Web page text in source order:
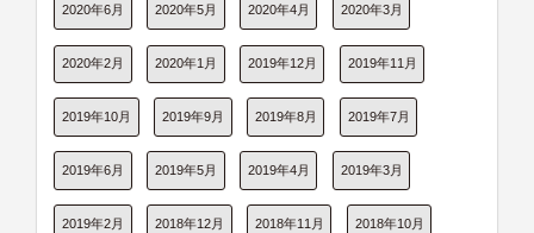
2020年6月 2020年5月 2020年4月 2020年3月
2020年2月 2020年1月 2019年12月 2019年11月
2019年10月 2019年9月 2019年8月 2019年7月
2019年6月 2019年5月 2019年4月 2019年3月
2019年2月 2018年12月 2018年11月 2018年10月